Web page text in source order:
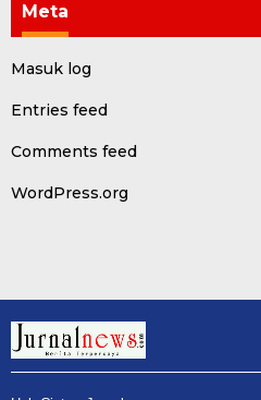
Meta
Masuk log
Entries feed
Comments feed
WordPress.org